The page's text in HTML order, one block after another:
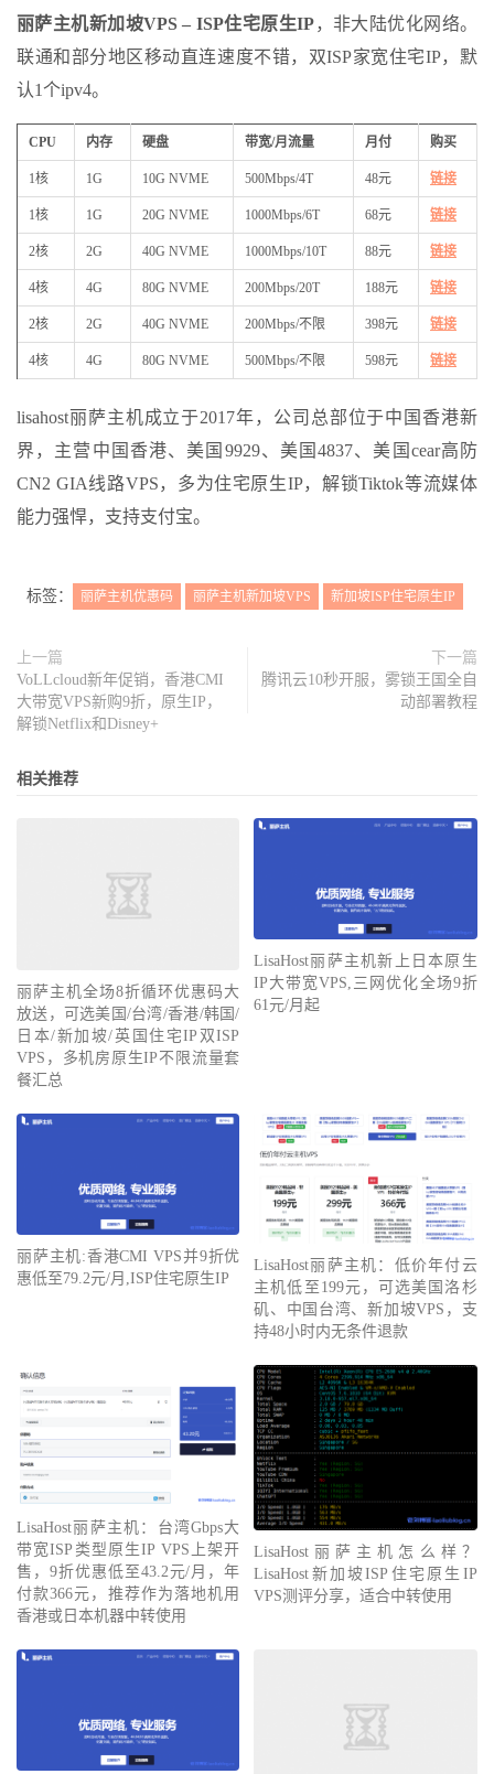
丽萨主机新加坡VPS – ISP住宅原生IP，非大陆优化网络。
联通和部分地区移动直连速度不错，双ISP家宽住宅IP，默
认1个ipv4。
CPU 内存 硬盘 带宽/月流量 月付 购买
1核 1G 10G NVME 500Mbps/4T 48元 链接
1核 1G 20G NVME 1000Mbps/6T 68元 链接
2核 2G 40G NVME 1000Mbps/10T 88元 链接
4核 4G 80G NVME 200Mbps/20T 188元 链接
2核 2G 40G NVME 200Mbps/不限 398元 链接
4核 4G 80G NVME 500Mbps/不限 598元 链接
lisahost丽萨主机成立于2017年，公司总部位于中国香港新
界，主营中国香港、美国9929、美国4837、美国cear高防
CN2 GIA线路VPS，多为住宅原生IP，解锁Tiktok等流媒体
能力强悍，支持支付宝。
标签： 丽萨主机优惠码 丽萨主机新加坡VPS 新加坡ISP住宅原生IP
上一篇
VoLLcloud新年促销，香港CMI
大带宽VPS新购9折，原生IP，
解锁Netflix和Disney+
下一篇
腾讯云10秒开服，雾锁王国全自
动部署教程
相关推荐
丽萨主机全场8折循环优惠码大
放送，可选美国/台湾/香港/韩国/
日本/新加坡/英国住宅IP双ISP
VPS，多机房原生IP不限流量套
餐汇总
LisaHost丽萨主机新上日本原生
IP大带宽VPS,三网优化全场9折
61元/月起
丽萨主机:香港CMI VPS并9折优
惠低至79.2元/月,ISP住宅原生IP
LisaHost丽萨主机：低价年付云
主机低至199元，可选美国洛杉
矶、中国台湾、新加坡VPS，支
持48小时内无条件退款
LisaHost丽萨主机：台湾Gbps大
带宽ISP类型原生IP VPS上架开
售，9折优惠低至43.2元/月，年
付款366元，推荐作为落地机用
香港或日本机器中转使用
LisaHost丽萨主机怎么样？
LisaHost新加坡ISP住宅原生IP
VPS测评分享，适合中转使用